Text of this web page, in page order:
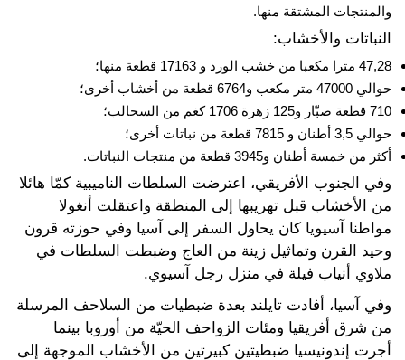
والمنتجات المشتقة منها.
النباتات والأخشاب:
47,28 مترا مكعبا من خشب الورد و 17163 قطعة منها؛
حوالي 47000 متر مكعب و6764 قطعة من أخشاب أخرى؛
710 قطعة صبّار و125 زهرة 1706 كغم من السحالب؛
حوالي 3,5 أطنان و 7815 قطعة من نباتات أخرى؛
أكثر من خمسة أطنان و3945 قطعة من منتجات النباتات.
وفي الجنوب الأفريقي، اعترضت السلطات الناميبية كمّا هائلا
من الأخشاب قبل تهريبها إلى المنطقة واعتقلت أنغولا
مواطنا آسيويا كان يحاول السفر إلى آسيا وفي حوزته قرون
وحيد القرن وتماثيل زينة من العاج وضبطت السلطات في
ملاوي أنياب فيلة في منزل رجل آسيوي.
وفي آسيا، أفادت تايلند بعدة ضبطيات من السلاحف المرسلة
من شرق أفريقيا ومئات الزواحف الحيّة من أوروبا بينما
أجرت إندونيسيا ضبطيتين كبيرتين من الأخشاب الموجهة إلى